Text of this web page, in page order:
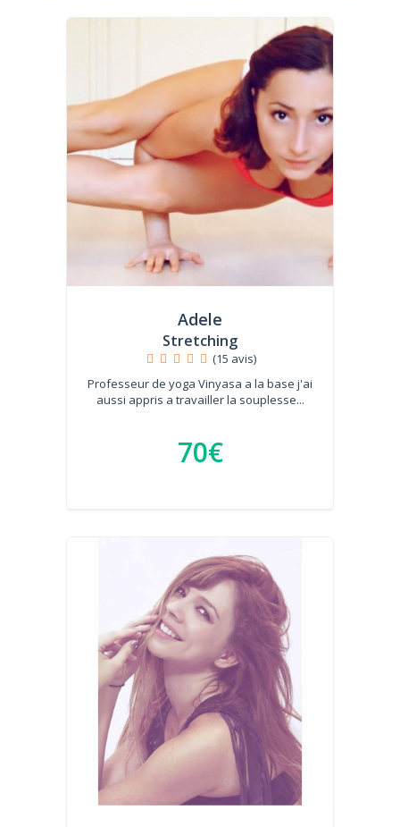
Adele
Stretching
(15 avis)
Professeur de yoga Vinyasa a la base j'ai
aussi appris a travailler la souplesse...
70€